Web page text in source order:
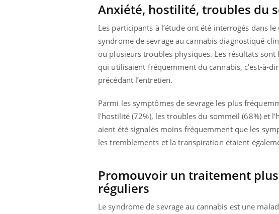
Anxiété, hostilité, troubles du
Les participants à l’étude ont été interrogés dans
syndrome de sevrage au cannabis diagnostiqué
ou plusieurs troubles physiques. Les résultats
qui utilisaient fréquemment du cannabis, c’est-à-
précédant l’entretien.
Parmi les symptômes de sevrage les plus
l'hostilité (72%), les troubles du sommeil (68%) et
aient été signalés moins fréquemment que les
les tremblements et la transpiration étaient
Promouvoir un traitement
réguliers
Le syndrome de sevrage au cannabis est une